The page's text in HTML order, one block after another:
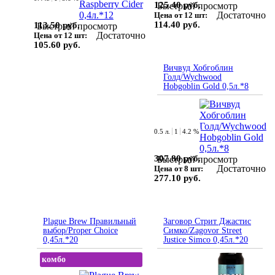
Быстрый просмотр
113.50 руб.
Цена от 12 шт:
105.60 руб.
Достаточно
Быстрый просмотр
125.40 руб.
Цена от 12 шт:
114.40 руб.
Достаточно
Вичвуд Хобгоблин
Голд/Wychwood
Hobgoblin Gold 0,5л.*8
Быстрый просмотр
0.5 л. 1 4.2 %
307.80 руб.
Цена от 8 шт:
277.10 руб.
Достаточно
Plague Brew Правильный
выбор/Proper Choice
0,45л.*20
комбо
Заговор Стрит Джастис
Симко/Zagovor Street
Justice Simco 0,45л.*20